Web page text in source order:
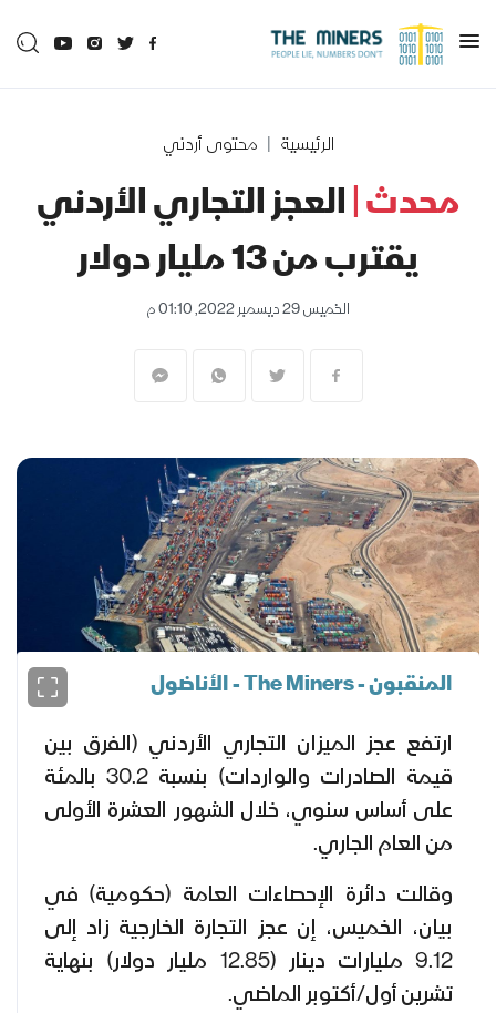
الرئيسية محتوى أردني
محدث |العجز التجاري الأردني
يقترب من 13 مليار دولار
الخميس 29 ديسمبر 2022, 01:10 م
المنقبون - The Miners - الأناضول
ارتفع عجز الميزان التجاري الأردني (الفرق بين
قيمة الصادرات والواردات) بنسبة 30.2 بالمئة
على أساس سنوي، خلال الشهور العشرة الأولى
من العام الجاري.
وقالت دائرة الإحصاءات العامة (حكومية) في
بيان، الخميس، إن عجز التجارة الخارجية زاد إلى
9.12 مليارات دينار (12.85 مليار دولار) بنهاية
تشرين أول/أكتوبر الماضي.